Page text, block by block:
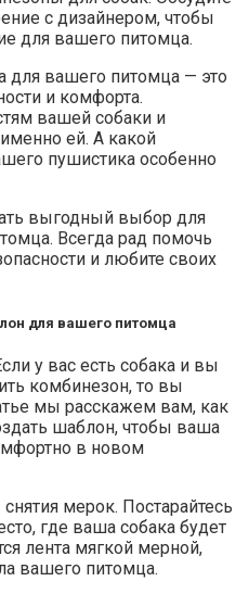
с дизайнером, чтобы
для вашего питомца.
для вашего питомца — это
и комфорта.
вашей собаки и
ей. А какой
пушистика особенно
выгодный выбор для
Всегда рад помочь
и любите своих
для вашего питомца
у вас есть собака и вы
комбинезон, то вы
мы расскажем вам, как
шаблон, чтобы ваша
в новом
мерок. Постарайтесь
где ваша собака будет
лента мягкой мерной,
вашего питомца.